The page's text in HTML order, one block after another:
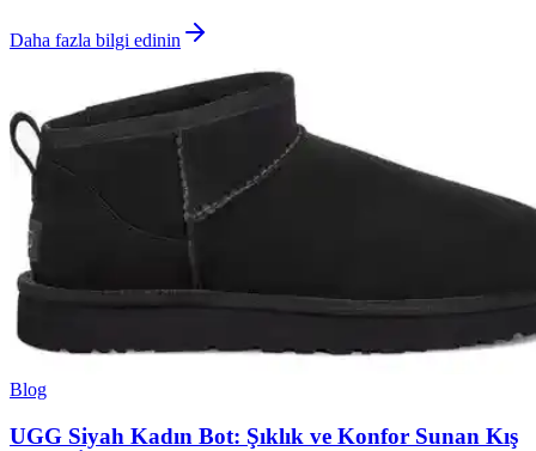
Daha fazla bilgi edinin
Blog
UGG Siyah Kadın Bot: Şıklık ve Konfor Sunan Kış